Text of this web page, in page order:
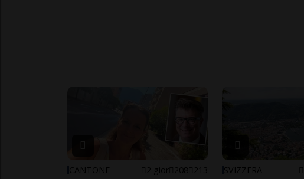
CANTONE 2 gior 208 213 SVIZZERA